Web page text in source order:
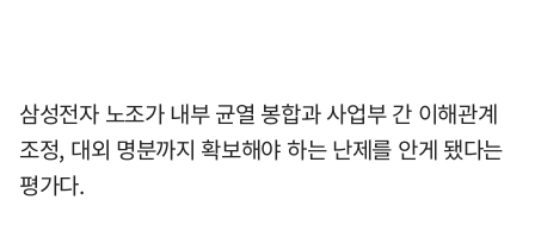
삼성전자 노조가 내부 균열 봉합과 사업부 간 이해관계
조정, 대외 명분까지 확보해야 하는 난제를 안게 됐다는
평가다.